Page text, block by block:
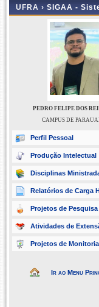
UFRA › SIGAA -
PEDRO FELIPE DOS
CAMPUS DE
Perfil Pessoal
Produção Intelectual
Disciplinas
Relatórios de Carga
Projetos de Pesquisa
Atividades de
Projetos de Monitoria
Ir ao Menu